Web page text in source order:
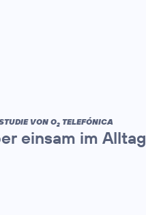
VON O2 TELEFÓNICA
einsam im Alltag